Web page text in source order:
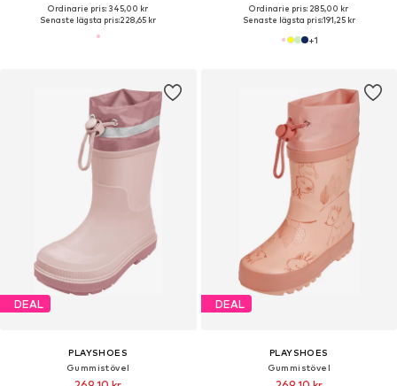
Ordinarie pris: 345,00 kr
Senaste lägsta pris:228,65 kr
Ordinarie pris: 285,00 kr
Senaste lägsta pris:191,25 kr
+1
DEAL
PLAYSHOES
Gummistövel
DEAL
PLAYSHOES
Gummistövel